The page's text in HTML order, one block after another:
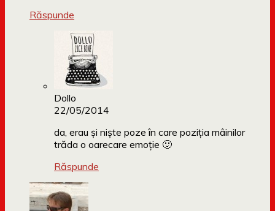
Răspunde
Dollo
22/05/2014
da, erau și niște poze în care poziția mâinilor
trăda o oarecare emoție 🙂
Răspunde